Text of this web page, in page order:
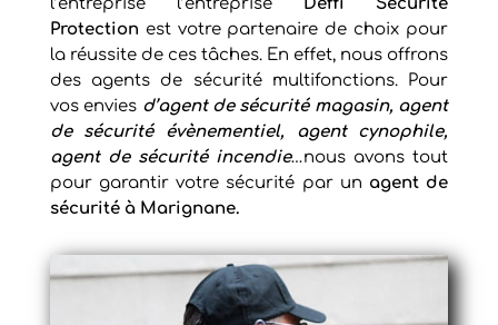
Protection est votre partenaire de choix pour
la réussite de ces tâches. En effet, nous offrons
des agents de sécurité multifonctions. Pour
vos envies d’agent de sécurité magasin, agent
de sécurité évènementiel, agent cynophile,
agent de sécurité incendie…nous avons tout
pour garantir votre sécurité par un agent de
sécurité à Marignane.